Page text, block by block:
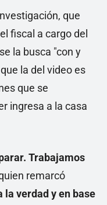
que
fiscal a cargo del
la busca "con y
la del video es
que se
ingresa a la casa
Trabajamos
remarcó
la verdad y en base